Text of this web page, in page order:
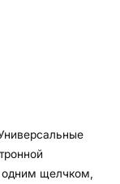
одним щелчком,